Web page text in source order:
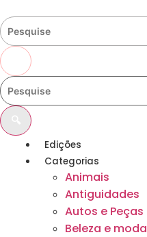
para
o
conteúdo
Edições
Categorias
Animais
Antiguidades
Autos e Peças
Beleza e moda